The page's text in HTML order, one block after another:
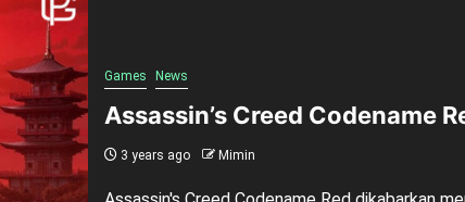
Games News
Assassin’s Creed Codename
3 years ago Mimin